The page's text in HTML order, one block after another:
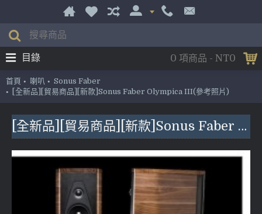
0 項商品 - NT0
目錄
首頁 喇叭
Sonus Faber
[全新品][貿易商品][新款]Sonus Faber Olympica III(參考照片)
[全新品][貿易商品][新款]Sonus Faber Olympica III(參考照片)